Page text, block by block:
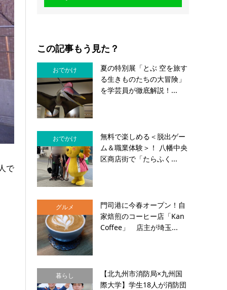
で
この記事もう見た？
おでかけ
夏の特別展「とぶ 空を旅す
る生きものたちの大冒険」
を学芸員が徹底解説！...
おでかけ
無料で楽しめる＜脱出ゲー
ム＆職業体験＞！ 八幡中央
区商店街で「たらふく...
グルメ
門司港に今春オープン！自
家焙煎のコーヒー店「Kan
Coffee」 店主が埼玉...
暮らし
【北九州市消防局×九州国
際大学】学生18人が消防団